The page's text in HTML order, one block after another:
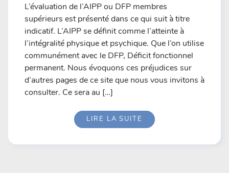
L’évaluation de l’AIPP ou DFP membres
supérieurs est présenté dans ce qui suit à titre
indicatif. L’AIPP se définit comme l’atteinte à
l’intégralité physique et psychique. Que l’on utilise
communément avec le DFP, Déficit fonctionnel
permanent. Nous évoquons ces préjudices sur
d’autres pages de ce site que nous vous invitons à
consulter. Ce sera au […]
LIRE LA SUITE